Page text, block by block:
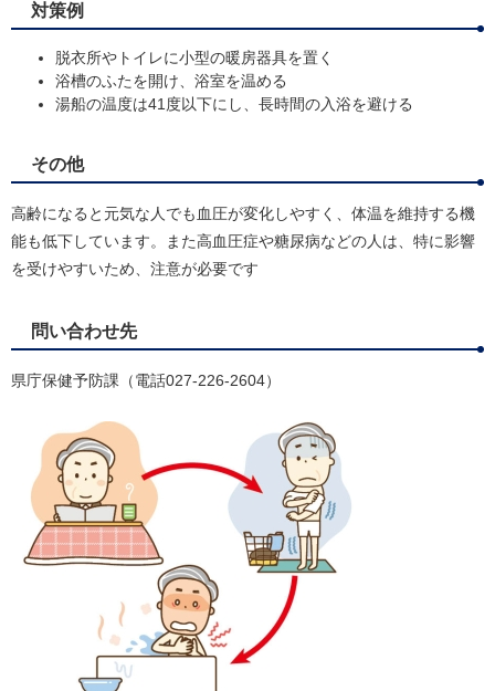
対策例
脱衣所やトイレに小型の暖房器具を置く
浴槽のふたを開け、浴室を温める
湯船の温度は41度以下にし、長時間の入浴を避ける
その他
高齢になると元気な人でも血圧が変化しやすく、体温を維持する機
能も低下しています。また高血圧症や糖尿病などの人は、特に影響
を受けやすいため、注意が必要です
問い合わせ先
県庁保健予防課（電話027-226-2604）